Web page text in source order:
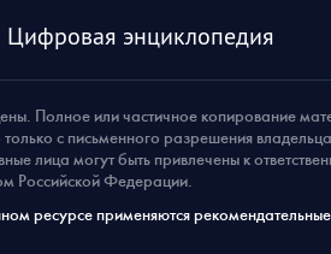
Цифровая энциклопедия
Полное или частичное копирование
с письменного разрешения
лица могут быть привлечены к
Российской Федерации.
ресурсе применяются рекомендательные